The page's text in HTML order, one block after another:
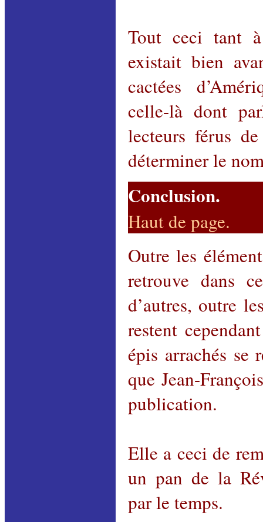
Tout ceci tant à
existait bien
cactées
celle-là dont
lecteurs férus
déterminer le
Conclusion.
Haut de page.
Outre les
retrouve dans
d’autres, outre
restent
épis arrachés se
que Jean-
publication.
Elle a ceci de
un pan de la
par le temps.